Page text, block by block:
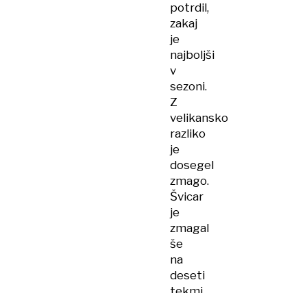
potrdil,
zakaj
je
najboljši
v
sezoni.
Z
velikansko
razliko
je
dosegel
zmago.
Švicar
je
zmagal
še
na
deseti